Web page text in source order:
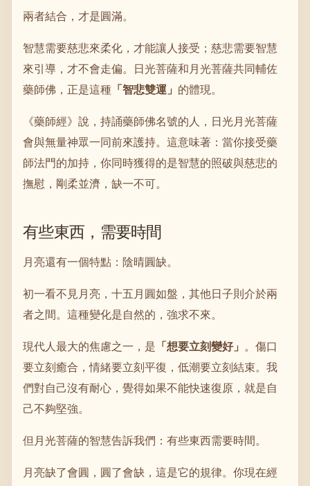
兩者結合，才是圓滿。
智慧需要慈悲來柔化，才能讓人接受；慈悲需要智慧
來引導，才不會走偏。日光菩薩和月光菩薩共同輔佐
藥師佛，正是這種 「智悲雙運」 的體現。
《藥師經》說，持誦藥師佛名號的人，日光月光菩薩
會與無量神眾一同前來護持。這意味著：當你接受藥
師法門的加持，你同時獲得的是智慧的照破與慈悲的
撫慰，剛柔並濟，缺一不可。
有些東西，需要時間
月亮還有一個特點：陰晴圓缺。
初一看不見月亮，十五月圓如盤，其他日子則介於兩
者之間。這種變化是自然的，強求不來。
現代人最大的焦慮之一，是 「想要立刻變好」
。傷口
要立刻癒合，情緒要立刻平復，低潮要立刻結束。我
們對自己沒有耐心，覺得如果不能快速復原，就是自
己不夠堅強。
但月光菩薩的智慧告訴我們：有些東西需要時間。
月亮缺了會圓，圓了會缺，這是它的規律。你現在經